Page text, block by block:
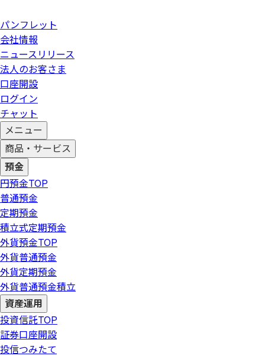
パンフレット
会社情報
ニュースリリース
法人のお客さま
口座開設
ログイン
チャット
メニュー
商品・サービス
預金
円預金TOP
普通預金
定期預金
積立式定期預金
外貨預金TOP
外貨普通預金
外貨定期預金
外貨普通預金積立
資産運用
投資信託TOP
証券口座開設
投信つみたて